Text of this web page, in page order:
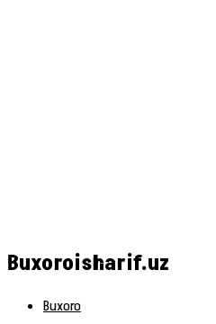
Buxoroisharif.uz
Buxoro